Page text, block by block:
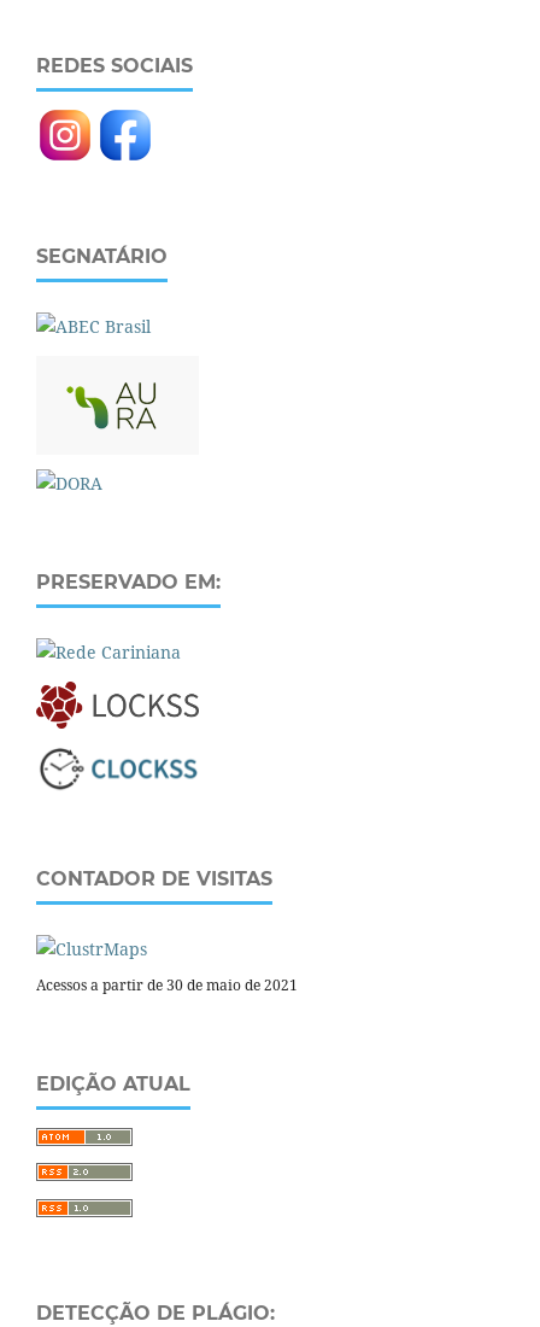
REDES SOCIAIS
SEGNATÁRIO
PRESERVADO EM:
CONTADOR DE VISITAS
Acessos a partir de 30 de maio de 2021
EDIÇÃO ATUAL
DETECÇÃO DE PLÁGIO: